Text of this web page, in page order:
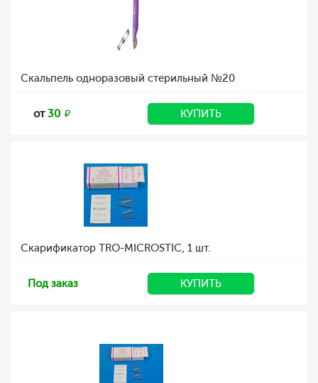
Скальпель одноразовый стерильный №20
от30 КУПИТЬ
Скарификатор TRO-MICROSTIC, 1 шт.
Под заказ КУПИТЬ